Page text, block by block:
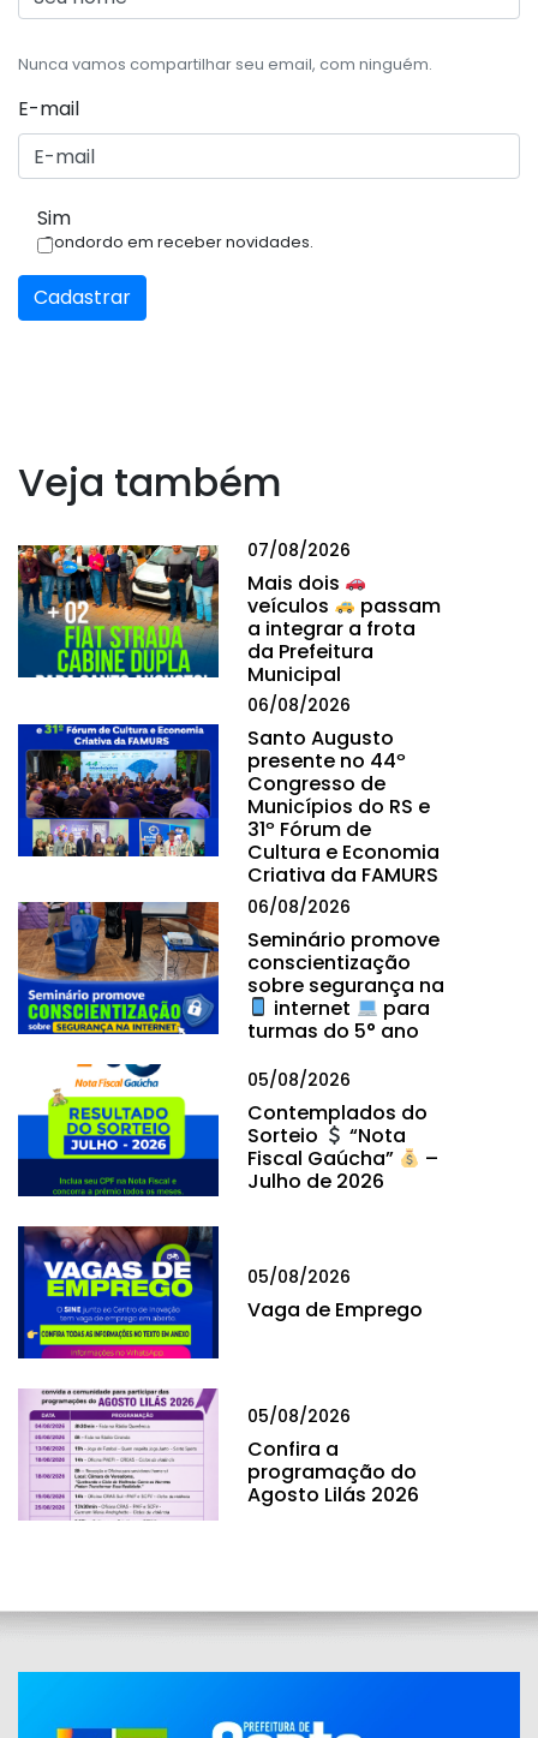
Nunca vamos compartilhar seu email, com ninguém.
E-mail
Sim
Condordo em receber novidades.
Cadastrar
Veja também
07/08/2026
Mais dois
veículos
passam
a integrar a frota
da Prefeitura
Municipal
06/08/2026
Santo Augusto
presente no 44º
Congresso de
Municípios do RS e
31º Fórum de
Cultura e Economia
Criativa da FAMURS
06/08/2026
Seminário promove
conscientização
sobre segurança na
internet
para
turmas do 5° ano
05/08/2026
Contemplados do
Sorteio
“Nota
Fiscal Gaúcha”
–
Julho de 2026
05/08/2026
Vaga de Emprego
05/08/2026
Confira a
programação do
Agosto Lilás 2026